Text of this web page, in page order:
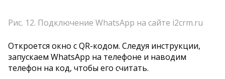
Рис. 12. Подключение WhatsApp на сайте i2crm.ru
Откроется окно с QR-кодом. Следуя инструкции,
запускаем WhatsApp на телефоне и наводим
телефон на код, чтобы его считать.